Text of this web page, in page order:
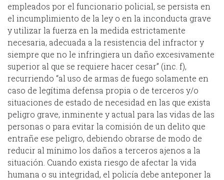
empleados por el funcionario policial, se persista en
el incumplimiento de la ley o en la inconducta grave
y utilizar la fuerza en la medida estrictamente
necesaria, adecuada a la resistencia del infractor y
siempre que no le infringiera un daño excesivamente
superior al que se requiere hacer cesar” (inc. f),
recurriendo “al uso de armas de fuego solamente en
caso de legítima defensa propia o de terceros y/o
situaciones de estado de necesidad en las que exista
peligro grave, inminente y actual para las vidas de las
personas o para evitar la comisión de un delito que
entrañe ese peligro, debiendo obrarse de modo de
reducir al mínimo los daños a terceros ajenos a la
situación. Cuando exista riesgo de afectar la vida
humana o su integridad, el policía debe anteponer la